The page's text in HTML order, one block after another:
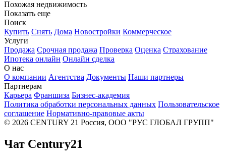
Похожая недвижимость
Показать еще
Поиск
Купить Снять Дома Новостройки Коммерческое
Услуги
Продажа Срочная продажа Проверка Оценка Страхование
Ипотека онлайн Онлайн сделка
О нас
О компании Агентства Документы Наши партнеры
Партнерам
Карьера Франшиза Бизнес-академия
Политика обработки персональных данных Пользовательское
соглашение Нормативно-правовые акты
© 2026 CENTURY 21 Россия, ООО "РУС ГЛОБАЛ ГРУПП"
Чат Century21